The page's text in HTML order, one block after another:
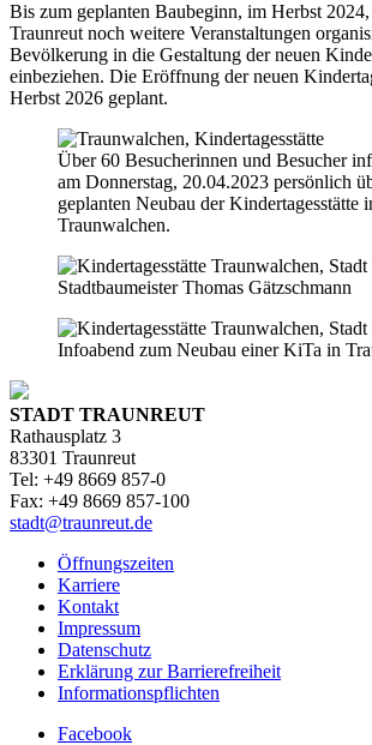
Bis zum geplanten Baubeginn, im Herbst
Traunreut noch weitere Veranstaltungen
Bevölkerung in die Gestaltung der neuen
einbeziehen. Die Eröffnung der neuen
Herbst 2026 geplant.
Über 60 Besucherinnen und Besucher
am Donnerstag, 20.04.2023 persönlich
geplanten Neubau der Kindertagesstätte
Traunwalchen.
Stadtbaumeister Thomas Gätzschmann
Infoabend zum Neubau einer KiTa in
STADT TRAUNREUT
Rathausplatz 3
83301 Traunreut
Tel: +49 8669 857-0
Fax: +49 8669 857-100
stadt@traunreut.de
Öffnungszeiten
Karriere
Kontakt
Impressum
Datenschutz
Erklärung zur Barrierefreiheit
Informationspflichten
Facebook